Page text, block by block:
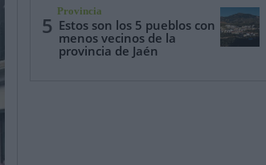
5
Provincia
Estos son los 5 pueblos con
menos vecinos de la
provincia de Jaén